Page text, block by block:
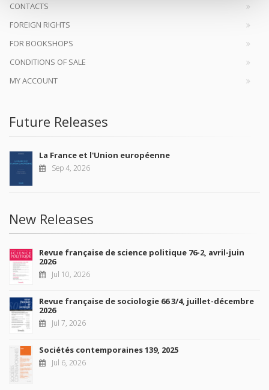
CONTACTS
FOREIGN RIGHTS
FOR BOOKSHOPS
CONDITIONS OF SALE
MY ACCOUNT
Future Releases
La France et l'Union européenne
Sep 4, 2026
New Releases
Revue française de science politique 76-2, avril-juin
2026
Jul 10, 2026
Revue française de sociologie 66 3/4, juillet-décembre
2026
Jul 7, 2026
Sociétés contemporaines 139, 2025
Jul 6, 2026